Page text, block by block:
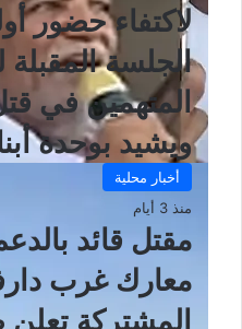
لاكتفاء حضور
الجلسة المقبلة
المتهمين في
ويشيد بوحدة
أخبار محلية
منذ 3 أيام
مقتل قائد
معارك غرب
المشتركة